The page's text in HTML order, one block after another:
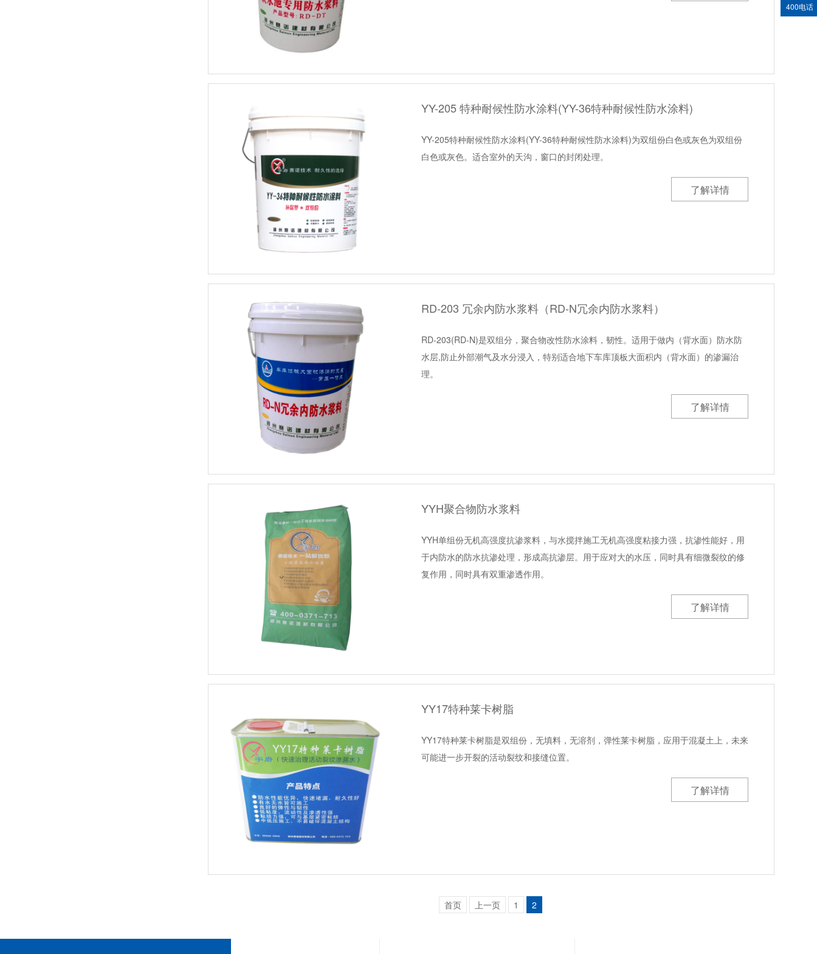
YY-205 特种耐候性防水涂料(YY-36特种耐候性防水涂料)
YY-205特种耐候性防水涂料(YY-36特种耐候性防水涂料)为双组份白色或灰色为双组份
白色或灰色。适合室外的天沟，窗口的封闭处理。
了解详情
RD-203 冗余内防水浆料（RD-N冗余内防水浆料）
RD-203(RD-N)是双组分，聚合物改性防水涂料，韧性。适用于做内（背水面）防水防
水层,防止外部潮气及水分浸入，特别适合地下车库顶板大面积内（背水面）的渗漏治
理。
了解详情
YYH聚合物防水浆料
YYH单组份无机高强度抗渗浆料，与水搅拌施工无机高强度粘接力强，抗渗性能好，用
于内防水的防水抗渗处理，形成高抗渗层。用于应对大的水压，同时具有细微裂纹的修
复作用，同时具有双重渗透作用。
了解详情
YY17特种莱卡树脂
YY17特种莱卡树脂是双组份，无填料，无溶剂，弹性莱卡树脂，应用于混凝土上，未来
可能进一步开裂的活动裂纹和接缝位置。
了解详情
首页 上一页 1 2
400电话